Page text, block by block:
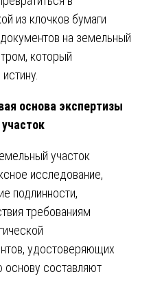
из клочков бумаги
на земельный
который
основа экспертизы
участок
исследование,
подлинности,
требованиям
удостоверяющих
основу составляют